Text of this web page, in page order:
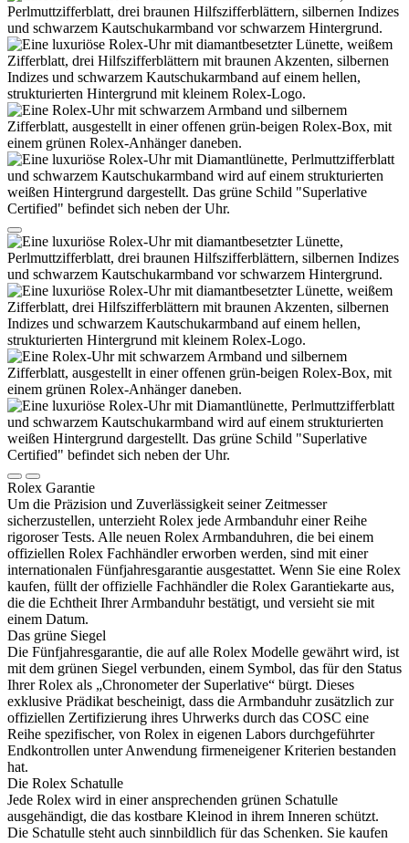
Rolex Garantie
Um die Präzision und Zuverlässigkeit seiner Zeitmesser
sicherzustellen, unterzieht Rolex jede Armbanduhr einer Reihe
rigoroser Tests. Alle neuen Rolex Armbanduhren, die bei einem
offiziellen Rolex Fachhändler erworben werden, sind mit einer
internationalen Fünfjahres­garantie ausgestattet. Wenn Sie eine Rolex
kaufen, füllt der offizielle Fachhändler die Rolex Garantiekarte aus,
die die Echtheit Ihrer Armbanduhr bestätigt, und versieht sie mit
einem Datum.
Das grüne Siegel
Die Fünfjahresgarantie, die auf alle Rolex Modelle gewährt wird, ist
mit dem grünen Siegel verbunden, einem Symbol, das für den Status
IhrerRolex als „Chronometer der Superlative“ bürgt. Dieses
exklusive Prädikat bescheinigt, dass die Armbanduhr zusätzlich zur
offiziellen Zertifizierung ihres Uhrwerks durch das COSC eine
Reihe spezifischer, von Rolex in eigenen Labors durchgeführter
Endkontrollen unter Anwendung firmeneigener Kriterien bestanden
hat.
Die Rolex Schatulle
Jede Rolex wird in einer ansprechenden grünen Schatulle
ausgehändigt, die das kostbare Kleinod in ihrem Inneren schützt.
Die Schatulle steht auch sinnbildlich für das Schenken. Sie kaufen